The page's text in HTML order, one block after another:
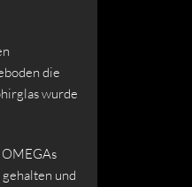
die
wurde
und